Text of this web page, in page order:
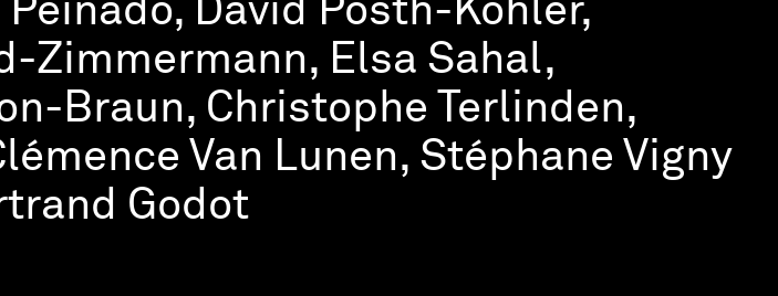
David Posth-Kohler,
Zimmermann, Elsa Sahal,
Braun, Christophe Terlinden,
Van Lunen, Stéphane Vigny
Godot